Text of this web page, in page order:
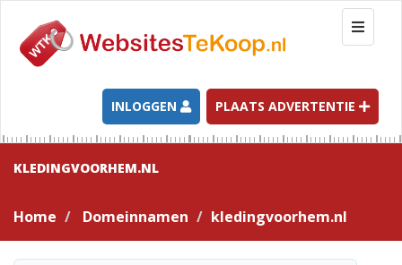
T
o
g
l
e
n
a
INLOGGEN PLAATS ADVERTENTIE
KLEDINGVOORHEM.NL
Home Domeinnamen kledingvoorhem.nl